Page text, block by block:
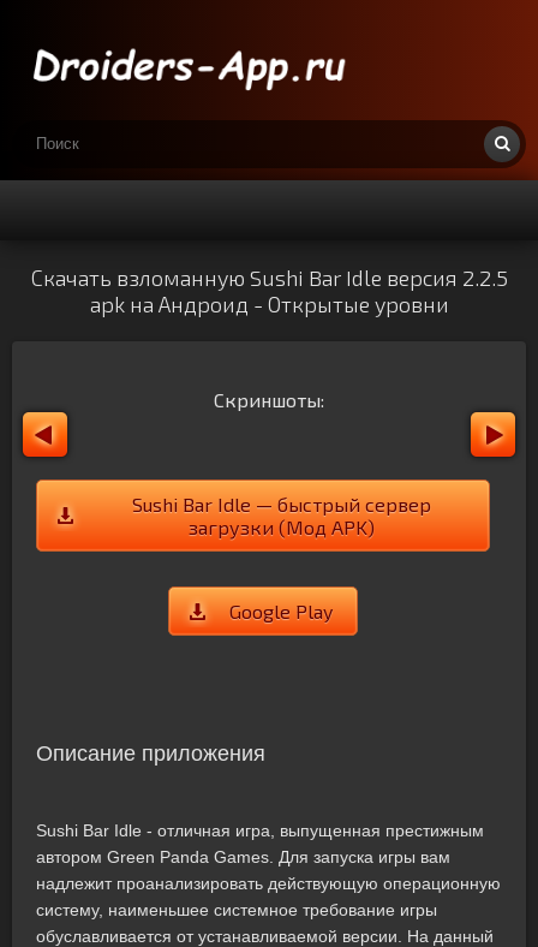
Скачать взломанную Sushi Bar Idle версия 2.2.5
apk на Андроид - Открытые уровни
Скриншоты:
Sushi Bar Idle — быстрый сервер
загрузки (Мод APK)
Google Play
Описание приложения
Sushi Bar Idle - отличная игра, выпущенная престижным
автором Green Panda Games. Для запуска игры вам
надлежит проанализировать действующую операционную
систему, наименьшее системное требование игры
обуславливается от устанавливаемой версии. На данный